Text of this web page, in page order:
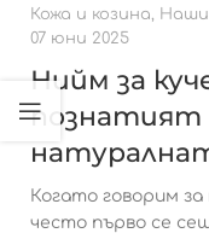
Кожа и козина,
07 юни 2025
Нийм за
познатият
Когато говорим
често първо се